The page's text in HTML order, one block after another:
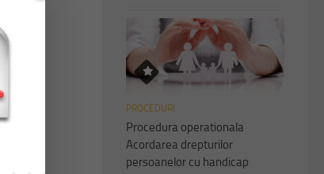
PROCEDURI
Procedura operationala
Acordarea drepturilor
persoanelor cu handicap